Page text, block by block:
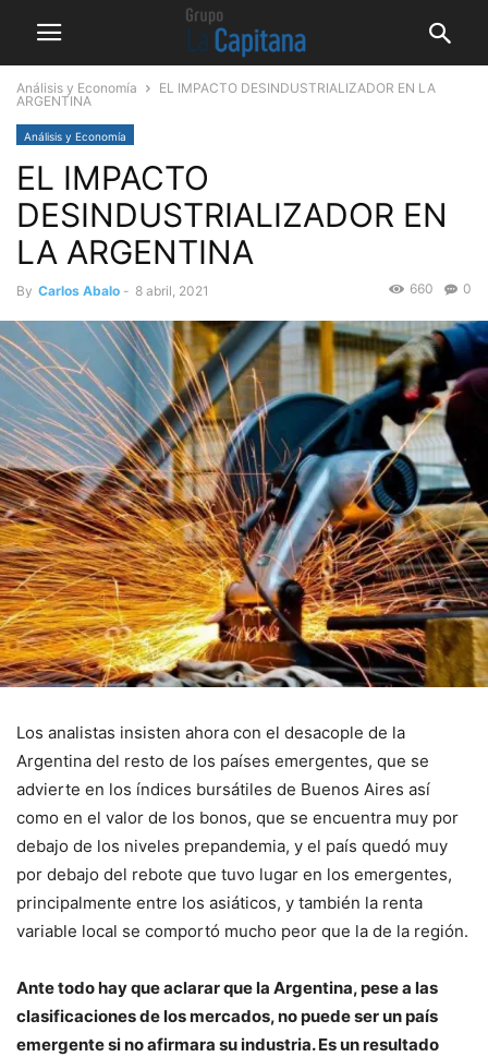
Análisis y Economía
EL IMPACTO DESINDUSTRIALIZADOR EN LA
ARGENTINA
Análisis y Economía
EL IMPACTO
DESINDUSTRIALIZADOR EN
LA ARGENTINA
By Carlos Abalo - 8 abril, 2021 0
660
Los analistas insisten ahora con el desacople de la
Argentina del resto de los países emergentes, que se
advierte en los índices bursátiles de Buenos Aires así
como en el valor de los bonos, que se encuentra muy por
debajo de los niveles prepandemia, y el país quedó muy
por debajo del rebote que tuvo lugar en los emergentes,
principalmente entre los asiáticos, y también la renta
variable local se comportó mucho peor que la de la región.
Ante todo hay que aclarar que la Argentina, pese a las
clasificaciones de los mercados, no puede ser un país
emergente si no afirmara su industria. Es un resultado